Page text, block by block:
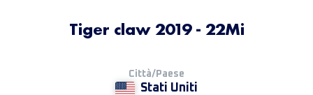
Tiger claw 2019 - 22Mi
Città/Paese
Stati Uniti